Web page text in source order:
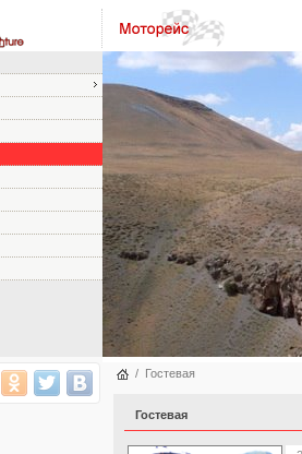
/ Гостевая
Гостевая